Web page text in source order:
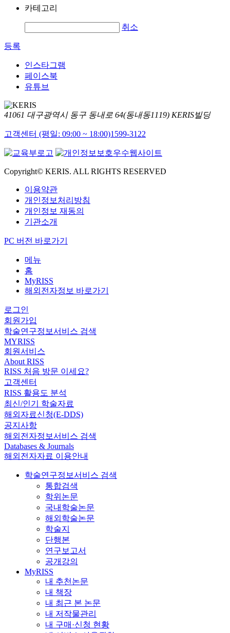
카테고리
취소
등록
인스타그램
페이스북
유튜브
41061 대구광역시 동구 동내로 64(동내동1119) KERIS빌딩
고객센터 (평일: 09:00 ~ 18:00)1599-3122
Copyright© KERIS. ALL RIGHTS RESERVED
이용약관
개인정보처리방침
개인정보 재동의
기관소개
PC 버전 바로가기
메뉴
홈
MyRISS
해외전자정보 바로가기
로그인
회원가입
학술연구정보서비스 검색
MYRISS
회원서비스
About RISS
RISS 처음 방문 이세요?
고객센터
RISS 활용도 분석
최신/인기 학술자료
해외자료신청(E-DDS)
공지사항
해외전자정보서비스 검색
Databases & Journals
해외전자자료 이용안내
학술연구정보서비스 검색
통합검색
학위논문
국내학술논문
해외학술논문
학술지
단행본
연구보고서
공개강의
MyRISS
내 추천논문
내 책장
내 최근 본 논문
내 저작물관리
내 구매·신청 현황